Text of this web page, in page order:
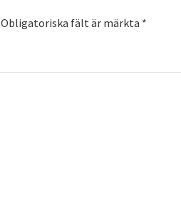
Obligatoriska fält är märkta *